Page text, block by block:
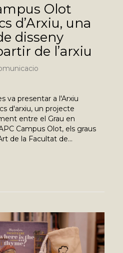
Olot
d’Arxiu, una
disseny
de l’arxiu
va presentar a l'Arxiu
d'arxiu, un projecte
entre el Grau en
Campus Olot, els graus
de la Facultat de…